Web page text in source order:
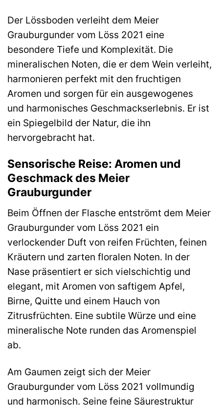
Der Lössboden verleiht dem Meier
Grauburgunder vom Löss 2021 eine
besondere Tiefe und Komplexität. Die
mineralischen Noten, die er dem Wein verleiht,
harmonieren perfekt mit den fruchtigen
Aromen und sorgen für ein ausgewogenes
und harmonisches Geschmackserlebnis. Er ist
ein Spiegelbild der Natur, die ihn
hervorgebracht hat.
Sensorische Reise: Aromen und
Geschmack des Meier
Grauburgunder
Beim Öffnen der Flasche entströmt dem Meier
Grauburgunder vom Löss 2021 ein
verlockender Duft von reifen Früchten, feinen
Kräutern und zarten floralen Noten. In der
Nase präsentiert er sich vielschichtig und
elegant, mit Aromen von saftigem Apfel,
Birne, Quitte und einem Hauch von
Zitrusfrüchten. Eine subtile Würze und eine
mineralische Note runden das Aromenspiel
ab.
Am Gaumen zeigt sich der Meier
Grauburgunder vom Löss 2021 vollmundig
und harmonisch. Seine feine Säurestruktur